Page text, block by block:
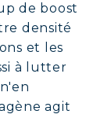
de boost
densité
et les
à lutter
agit